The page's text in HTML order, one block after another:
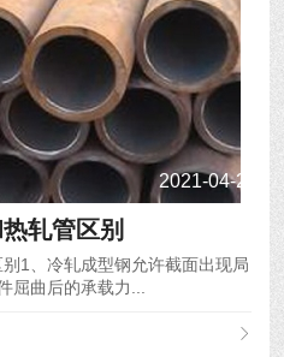
2021-04-24
轧管区别
1、冷轧成型钢允许截面出现局
屈曲后的承载力...